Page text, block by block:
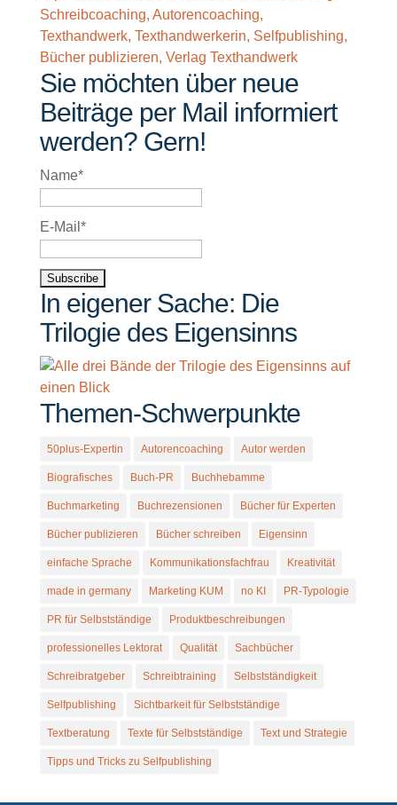
Sie möchten über neue
Beiträge per Mail informiert
werden? Gern!
Name*
E-Mail*
In eigener Sache: Die
Trilogie des Eigensinns
Themen-Schwerpunkte
50plus-Expertin Autorencoaching Autor werden
Biografisches Buch-PR Buchhebamme
Buchmarketing Buchrezensionen Bücher für Experten
Bücher publizieren Bücher schreiben Eigensinn
einfache Sprache Kommunikationsfachfrau Kreativität
made in germany Marketing KUM no KI PR-Typologie
PR für Selbstständige Produktbeschreibungen
professionelles Lektorat Qualität Sachbücher
Schreibratgeber Schreibtraining Selbstständigkeit
Selfpublishing Sichtbarkeit für Selbstständige
Textberatung Texte für Selbstständige Text und Strategie
Tipps und Tricks zu Selfpublishing